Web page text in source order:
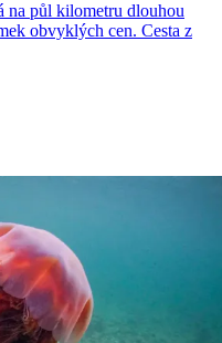
na půl kilometru dlouhou
obvyklých cen. Cesta z